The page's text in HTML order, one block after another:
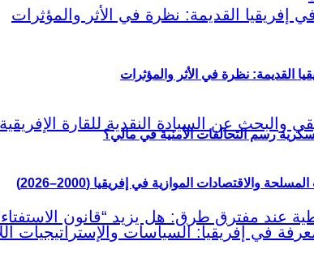
رسم التحالفات الأمنية في مالي؟
القديمة: نظرة في الأثر والمؤثرات
والاقتصادات الموازية في إفريقيا (2000–2026)